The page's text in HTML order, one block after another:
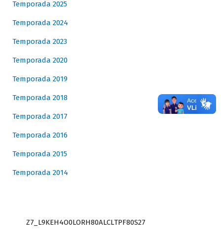
Temporada 2025
Temporada 2024
Temporada 2023
Temporada 2020
Temporada 2019
Temporada 2018
Temporada 2017
Temporada 2016
Temporada 2015
Temporada 2014
Z7_L9KEH4O0LORH80ALCLTPF80S27